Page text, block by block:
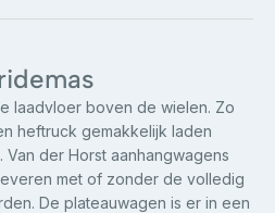
laadvloer boven de wielen. Zo
heftruck gemakkelijk laden
der Horst aanhangwagens
met of zonder de volledig
De plateauwagen is er in een